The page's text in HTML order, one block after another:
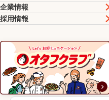
企業情報
採用情報